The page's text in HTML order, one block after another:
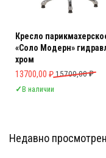
Кресло
«Соло Модерн»
хром
15700,00₽
Первоначальная цена
13700,00 ₽
Текущая цена: 13700,00 ₽.
✓В наличии
Недавно